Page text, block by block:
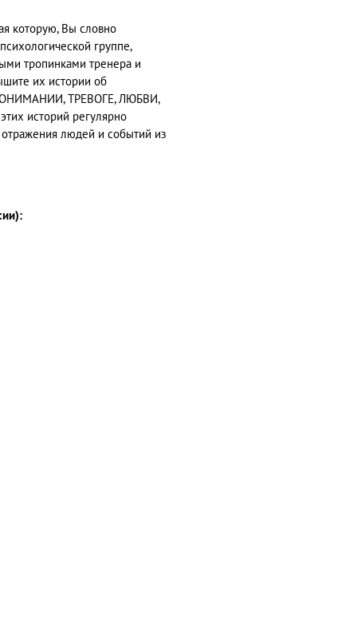
которую, Вы словно
группе,
тропинками тренера и
их истории об
ТРЕВОГЕ, ЛЮБВИ,
историй регулярно
людей и событий из